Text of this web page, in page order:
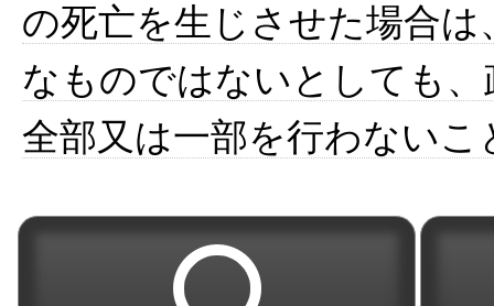
の死亡を生じさせた場合は
なものではないとしても
全部又は一部を行わないこ